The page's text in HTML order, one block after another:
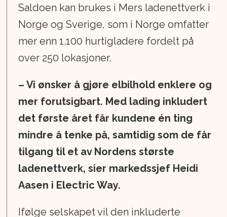
Saldoen kan brukes i Mers ladenettverk i
Norge og Sverige, som i Norge omfatter
mer enn 1.100 hurtigladere fordelt på
over 250 lokasjoner.
– Vi ønsker å gjøre elbilhold enklere og
mer forutsigbart. Med lading inkludert
det første året får kundene én ting
mindre å tenke på, samtidig som de får
tilgang til et av Nordens største
ladenettverk, sier markedssjef Heidi
Aasen i Electric Way.
Ifølge selskapet vil den inkluderte